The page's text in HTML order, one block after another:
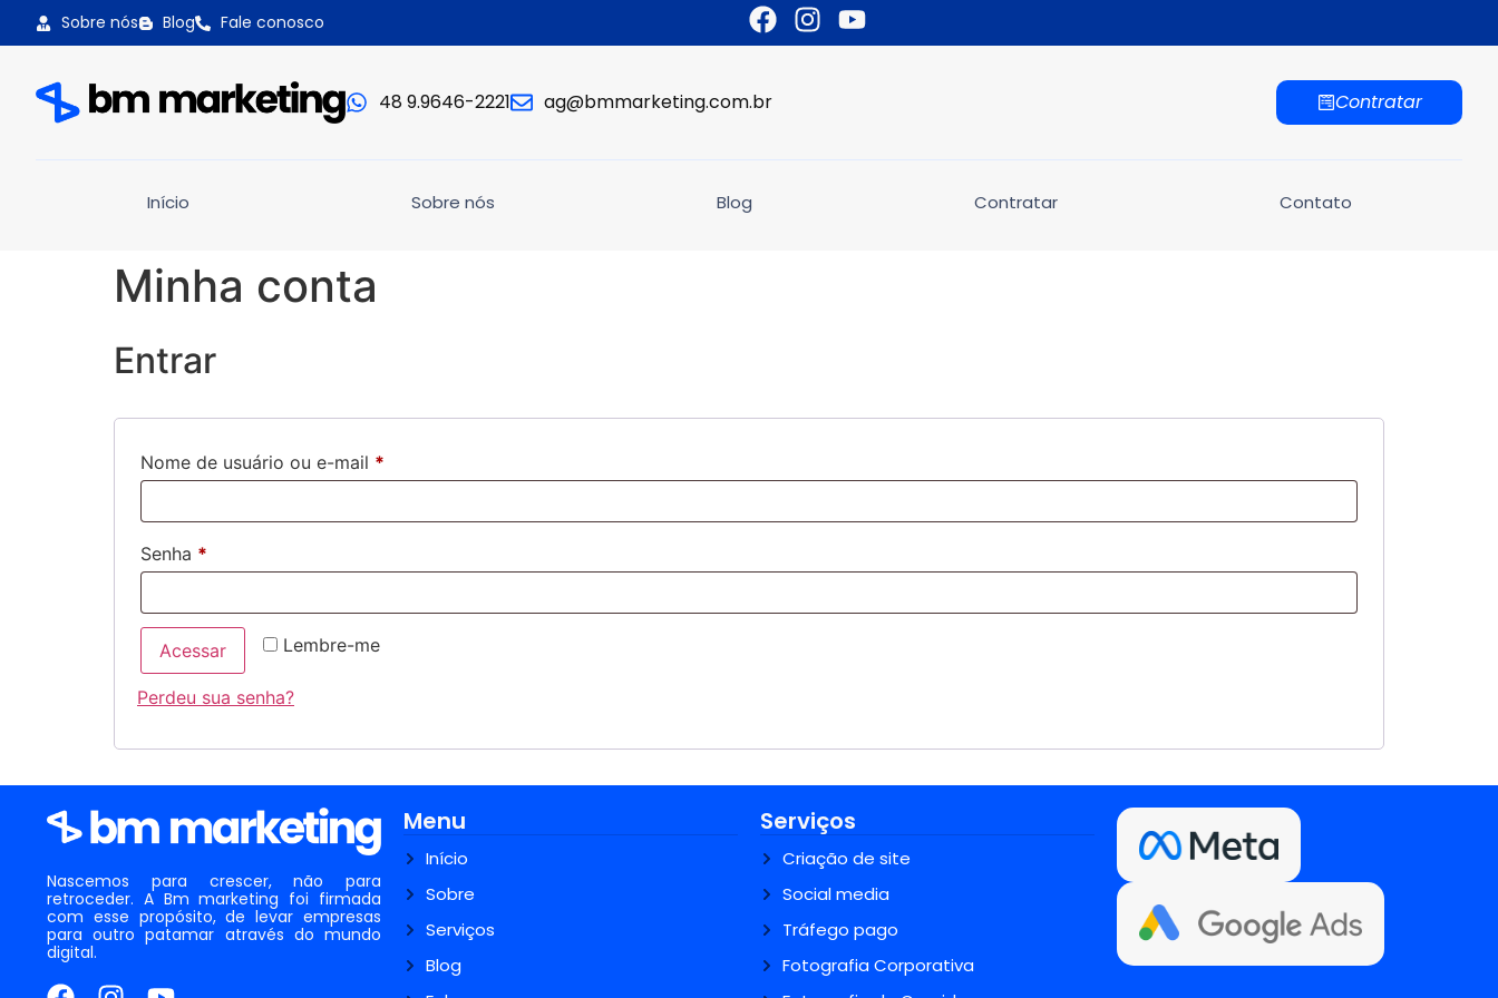
Sobre nós Blog Fale conosco
48 9.9646-2221 ag@bmmarketing.com.br Contratar
Início Sobre nós Blog Contratar Contato
Minha conta
Entrar
Nome de usuário ou e-mail *
Senha *
Lembre-me
Acessar
Perdeu sua senha?
Nascemos para crescer, não para
retroceder. A Bm marketing foi firmada
com esse propósito, de levar empresas
para outro patamar através do mundo
digital.
Menu
Início
Sobre
Serviços
Blog
Serviços
Criação de site
Social media
Tráfego pago
Fotografia Corporativa